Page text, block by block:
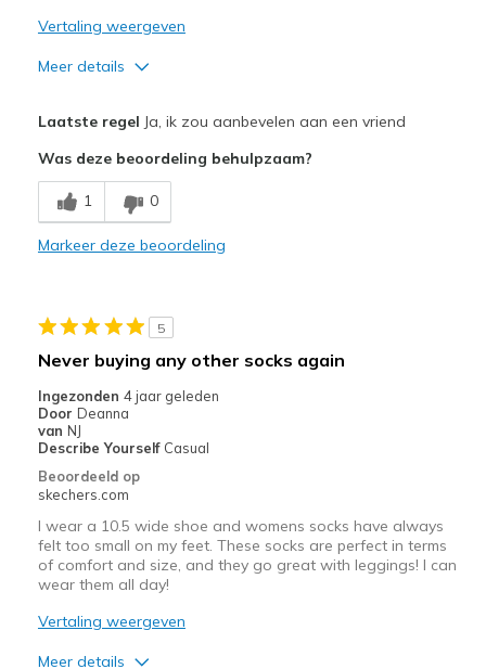
Vertaling weergeven
Meer details
Comfortable
Durable
Travel
Width
Feels true to width
Sizing
Laatste regel Ja, ik zou aanbevelen aan een vriend
Was deze beoordeling behulpzaam?
1 0
Markeer deze beoordeling
5
Never buying any other socks again
Ingezonden 4 jaar geleden
Door Deanna
van NJ
Describe Yourself Casual
Beoordeeld op
skechers.com
I wear a 10.5 wide shoe and womens socks have always
felt too small on my feet. These socks are perfect in terms
of comfort and size, and they go great with leggings! I can
wear them all day!
Vertaling weergeven
Meer details